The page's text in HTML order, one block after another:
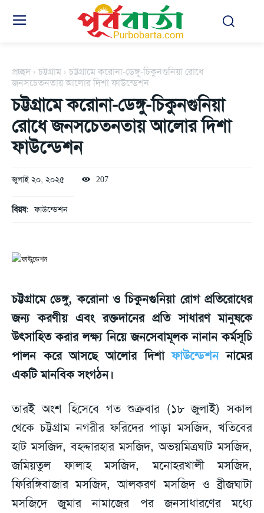
প্রচ্ছদ চট্টগ্রাম
চট্টগ্রামে করোনা-ডেঙ্গু-চিকুনগুনিয়া রোধে
জনসচেতনতায় আলোর দিশা ফাউন্ডেশন
চট্টগ্রামে করোনা-ডেঙ্গু-চিকুনগুনিয়া
রোধে জনসচেতনতায় আলোর দিশা
ফাউন্ডেশন
জুলাই ২০, ২০২৫ 207
বিয়ষ: ফাউন্ডেশন
চট্টগ্রামে ডেঙ্গু, করোনা ও চিকুনগুনিয়া রোগ প্রতিরোধের
জন্য করণীয় এবং রক্তদানের প্রতি সাধারণ মানুষকে
উৎসাহিত করার লক্ষ্য নিয়ে জনসেবামূলক নানান কর্মসূচি
পালন করে আসছে আলোর দিশাফাউন্ডেশননামের
একটি মানবিক সংগঠন।
তারই অংশ হিসেবে গত শুক্রবার (১৮ জুলাই) সকাল
থেকে চট্টগ্রাম নগরীর ফরিদের পাড়া মসজিদ, খতিবের
হাট মসজিদ, বহদ্দারহার মসজিদ, অভয়মিত্রঘাট মসজিদ,
জমিয়তুল ফালাহ মসজিদ, মনোহরখালী মসজিদ,
ফিরিঙ্গিবাজার মসজিদ, আলকরণ মসজিদ ও ব্রীজঘাটা
মসজিদে জুমার নামাজের পর জনসাধারণের মধ্যে